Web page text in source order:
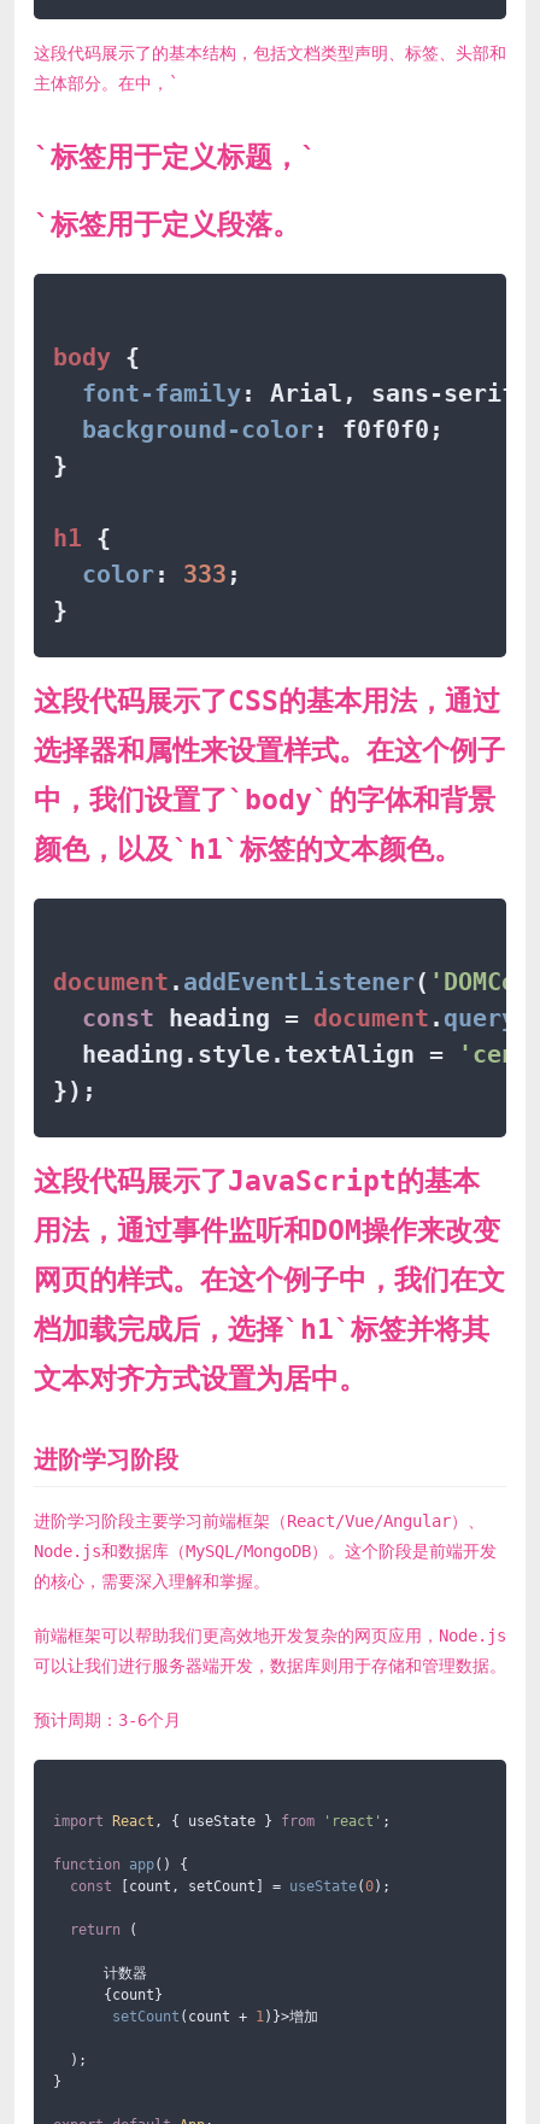
这段代码展示了的基本结构，包括文档类型声明、标签、头部和
主体部分。在中，`
`标签用于定义标题，`
`标签用于定义段落。
body {
font-family: Arial, sans-serif;
background-color: f0f0f0;
}
h1 {
color: 333 ;
这段代码展示了CSS的基本用法，通过
选择器和属性来设置样式。在这个例子
中，我们设置了`body`的字体和背景
颜色，以及`h1`标签的文本颜色。
document . addEventListener(
const heading = document .
  heading.
style. textAlign =
这段代码展示了JavaScript的基本
用法，通过事件监听和DOM操作来改变
网页的样式。在这个例子中，我们在文
档加载完成后，选择`h1`标签并将其
文本对齐方式设置为居中。
进阶学习阶段
进阶学习阶段主要学习前端框架（React/Vue/Angular）、
Node.js和数据库（MySQL/MongoDB）。这个阶段是前端开发
的核心，需要深入理解和掌握。
前端框架可以帮助我们更高效地开发复杂的网页应用，Node.js
可以让我们进行服务器端开发，数据库则用于存储和管理数据。
预计周期：3-6个月
import React , { useState } from 'react' ;
function app( ) {
const [count, setCount] = useState(0);
return (
      计数器
      {count}
setCount (count + 1 )}>增加
  );
}